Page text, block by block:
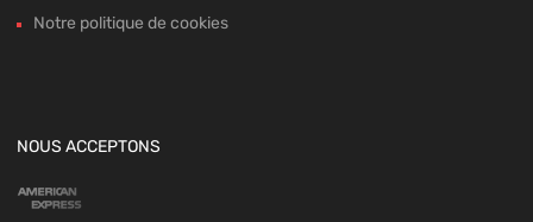
Notre politique de cookies
NOUS ACCEPTONS